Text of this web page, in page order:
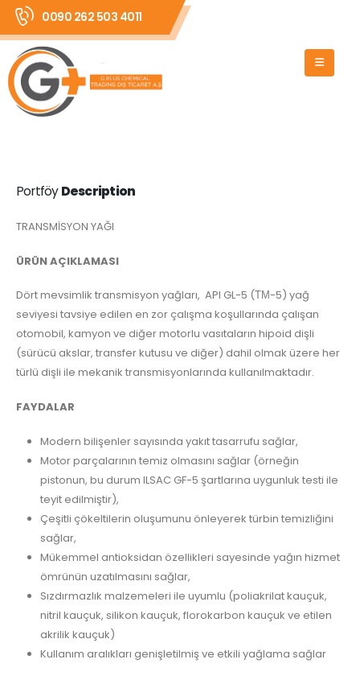
0090 262 503 4011
PortföyDescription
TRANSMİSYON YAĞI
ÜRÜN AÇIKLAMASI
Dört mevsimlik transmisyon yağları, API GL-5 (ТМ-5) yağ
seviyesi tavsiye edilen en zor çalışma koşullarında çalışan
otomobil, kamyon ve diğer motorlu vasıtaların hipoid dişli
(sürücü akslar, transfer kutusu ve diğer) dahil olmak üzere her
türlü dişli ile mekanik transmisyonlarında kullanılmaktadır.
FAYDALAR
Modern bilişenler sayısında yakıt tasarrufu sağlar,
Motor parçalarının temiz olmasını sağlar (örneğin
pistonun, bu durum ILSAC GF-5 şartlarına uygunluk testi ile
teyit edilmiştir),
Çeşitli çökeltilerin oluşumunu önleyerek türbin temizliğini
sağlar,
Mükemmel antioksidan özellikleri sayesinde yağın hizmet
ömrünün uzatılmasını sağlar,
Sızdırmazlık malzemeleri ile uyumlu (poliakrilat kauçuk,
nitril kauçuk, silikon kauçuk, florokarbon kauçuk ve etilen
akrilik kauçuk)
Kullanım aralıkları genişletilmiş ve etkili yağlama sağlar